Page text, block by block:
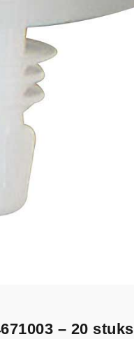
– 20 stuks